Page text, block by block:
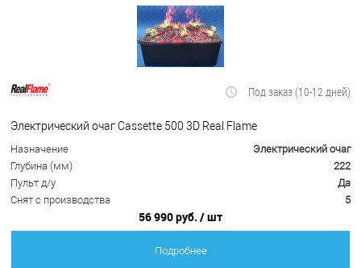
Под заказ (10-12 дней)
Электрический очаг Cassette 500 3D Real Flame
Назначение
Электрический очаг
Глубина (мм)
222
Пульт д/у
Да
Снят с производства
5
56 990 руб. / шт
Подробнее